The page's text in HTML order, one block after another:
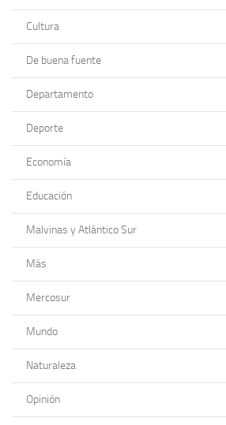
Cultura
De buena fuente
Departamento
Deporte
Economía
Educación
Malvinas y Atlántico Sur
Más
Mercosur
Mundo
Naturaleza
Opinión